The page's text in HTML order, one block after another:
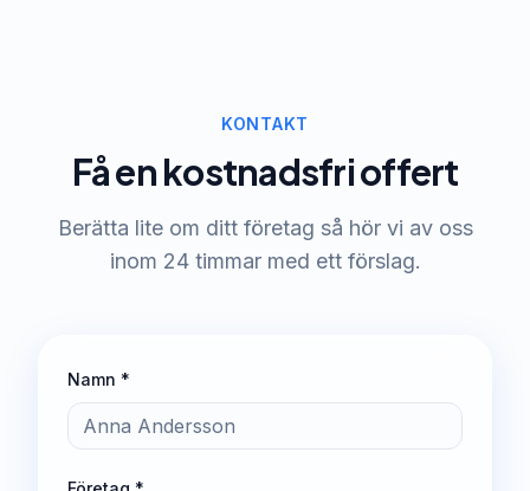
KONTAKT
Få en kostnadsfri offert
Berätta lite om ditt företag så hör vi av oss
inom 24 timmar med ett förslag.
Namn *